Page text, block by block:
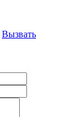
Вызвать